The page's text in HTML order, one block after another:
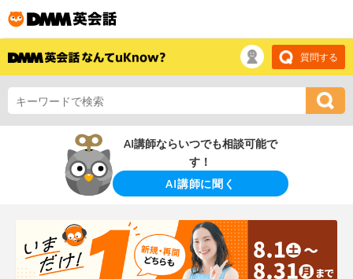
質問する
AI講師ならいつでも相談可能で
す！
AI講師に聞く